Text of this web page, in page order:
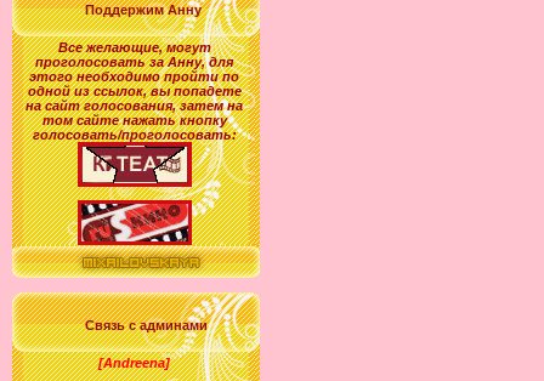
Поддержим Анну
Все желающие,могут
проголосовать заАнну, для
этого необходимо пройти по
одной из ссылок, вы попадете
на сайт голосования, затем на
том сайте нажать кнопку
голосовать/проголосовать:
Связь с админами
[Andreena]